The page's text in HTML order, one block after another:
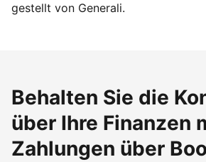
gestellt von Generali.
Behalten Sie die
über Ihre Finanzen
Zahlungen über